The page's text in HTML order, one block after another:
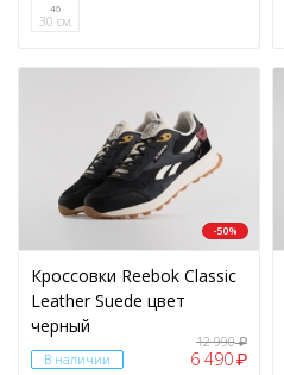
46
30 см.
-50%
Кроссовки Reebok Classic
Leather Suede цвет
черный
В наличии
12 990₽
6 490₽